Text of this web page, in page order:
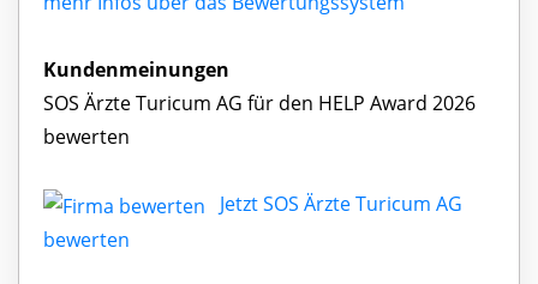
Kundenmeinungen
SOS Ärzte Turicum AG für den HELP Award 2026
bewerten
Jetzt SOS Ärzte Turicum AG
bewerten